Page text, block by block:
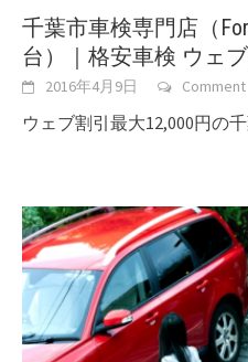
千葉市車検専門店（
台）｜格安車検 ウェ
2016年4月9日 Comment
ウェブ割引最大12,000円の